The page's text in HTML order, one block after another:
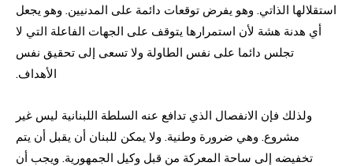
استقلالها الذاتي. وهو يفرض توقعات دائمة على المدنيين. وهو يجعل
أي هدنة هشة لأن استمرارها يتوقف على الجهات الفاعلة التي لا
تجلس دائما على نفس الطاولة ولا تسعى إلى تحقيق نفس
الأهداف.
ولذلك فإن الانفصال الذي تدافع عنه السلطة اللبنانية ليس غير
مشروع. وهي ضرورة وطنية. ولا يمكن للبنان أن يقبل أن يتم
تخفيضه إلى ساحة المعركة من قبل وكيل الجمهورية. ويجب أن